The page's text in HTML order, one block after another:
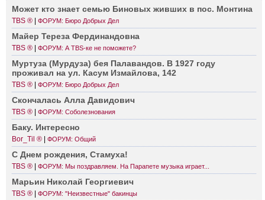
Может кто знает семью Биновых живших в пос. Монтина
TBS ® ФОРУМ: Бюро Добрых Дел
Майер Тереза Ферди­нандовна
TBS ® ФОРУМ: А TBS-ке не поможете?
Муртуза (Мурдуза) бея Палав­андов. В 1927 году
проживал на ул. Касум Измай­лова, 142
TBS ® ФОРУМ: Бюро Добрых Дел
Сконч­алась Алла Давидович
TBS ® ФОРУМ: Соболезнования
Баку. Интересно
Bor_Til ® ФОРУМ: Общий
С Днем рождения, Стамуха!
TBS ® ФОРУМ: Мы поздравляем. На Парапете музыка играет...
Марьин Николай Георг­иевич
TBS ® ФОРУМ: "Неизвестные" бакинцы